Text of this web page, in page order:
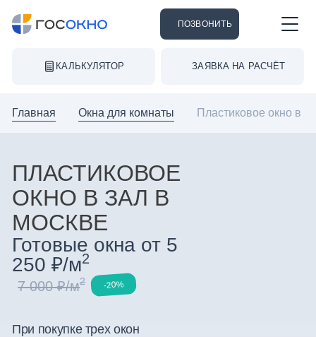
ПОЗВОНИТЬ
КАЛЬКУЛЯТОР ЗАЯВКА НА РАСЧЁТ
Главная Окна для комнаты Пластиковое окно в
ПЛАСТИКОВОЕ
ОКНО В ЗАЛ В
МОСКВЕ
Готовые окна от 5
250 ₽/м2
7 000 ₽/м2 -20%
При покупке трех окон